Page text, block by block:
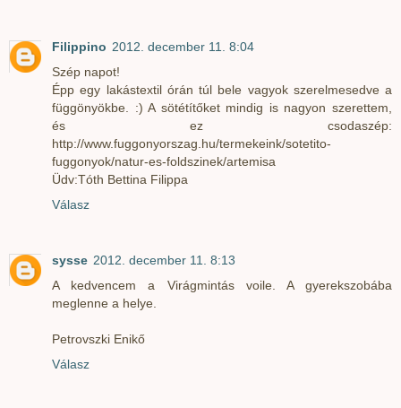
Filippino 2012. december 11. 8:04
Szép napot!
Épp egy lakástextil órán túl bele vagyok szerelmesedve a
függönyökbe. :) A sötétítőket mindig is nagyon szerettem,
és ez csodaszép:
http://www.fuggonyorszag.hu/termekeink/sotetito-
fuggonyok/natur-es-foldszinek/artemisa
Üdv:Tóth Bettina Filippa
Válasz
sysse 2012. december 11. 8:13
A kedvencem a Virágmintás voile. A gyerekszobába
meglenne a helye.
Petrovszki Enikő
Válasz